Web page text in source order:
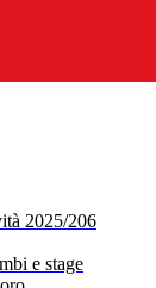
2025/206
e stage